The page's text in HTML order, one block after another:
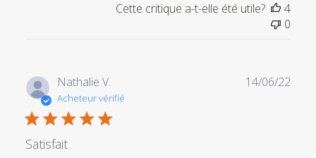
Mon
Oct
17
2022
Cette critique a-t-elle été utile?
4
0
Nathalie V.
Acheteur vérifié
Satisfait
14/06/22